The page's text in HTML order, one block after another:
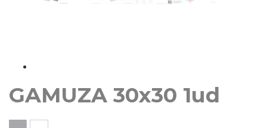
GAMUZA 30x30 1ud